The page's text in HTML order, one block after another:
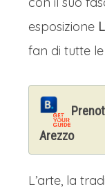
esposizione
fan di tutte
Arezzo
L’arte, la